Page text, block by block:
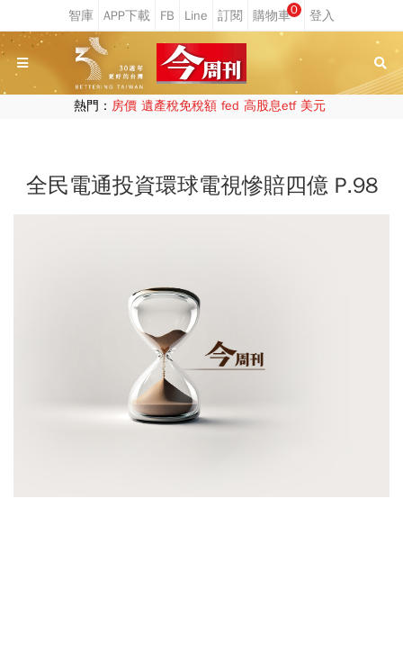
0
熱門： 房價 遺產稅免稅額 fed 高股息etf 美元
全民電通投資環球電視慘賠四億 P.98